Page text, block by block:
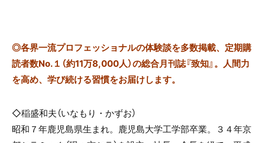
◎各界一流プロフェッショナルの体験談を多数掲載、定期購
読者数No.１（約11万8,000人）の総合月刊誌『致知』。人間力
を高め、学び続ける習慣をお届けします。
◇稲盛和夫（いなもり・かずお）
昭和７年鹿児島県生まれ。鹿児島大学工学部卒業。３４年京